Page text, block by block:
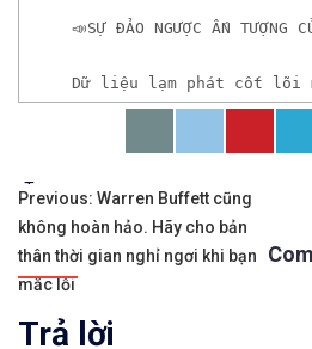
📣SỰ ĐẢO NGƯỢC ẤN
Dữ liệu lạm phát cốt lõi
𝘟𝘦𝘮 𝘤𝘩𝘪 𝘵𝘪ế𝘵: https://
✨🏆𝐗𝐨á 𝐛ỏ 𝐥𝐨 𝐥ắ𝐧𝐠 𝐤𝐡𝐢 𝐭𝐡𝐚𝐦
✅𝘔ở 𝘵à𝘪 𝘬𝘩𝘰ả𝘯 𝘵𝘳ê𝘯 𝘴à𝘯
Tags:
Điều
hướng
bài
Previous: Warren Buffett cũng
không hoàn hảo. Hãy cho bản
thân thời gian nghỉ ngơi khi bạn
mắc lỗi
Trả lời